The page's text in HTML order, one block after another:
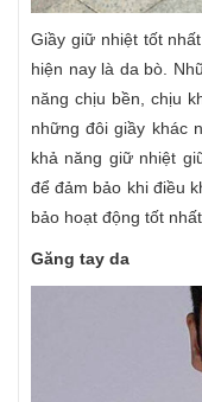
Giầy giữ nhiệt tốt
hiện nay là da bò.
năng chịu bền, chịu
những đôi giầy khác
khả năng giữ nhiệt
để đảm bảo khi điều
bảo hoạt động tốt
Găng tay da